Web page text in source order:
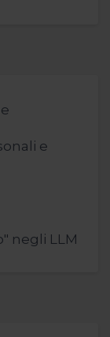
e
negli LLM